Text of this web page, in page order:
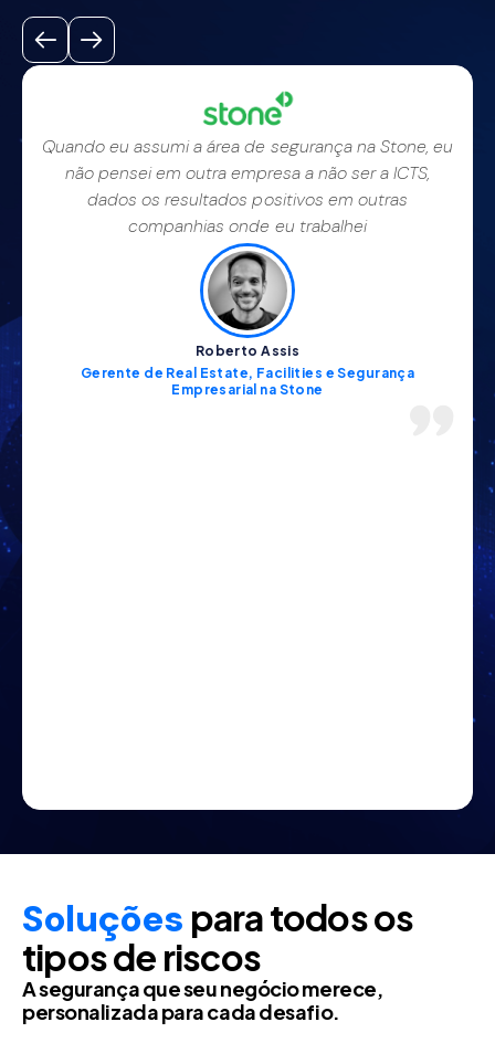
Quando eu assumi a área de segurança na Stone, eu
não pensei em outra empresa a não ser a ICTS,
dados os resultados positivos em outras
companhias onde eu trabalhei
Roberto Assis
Gerente de Real Estate, Facilities e Segurança
Empresarial na Stone​
adipiscing elit. Ut elit tellus, luctus nec
Soluções para todos os
tipos de riscos
A segurança que seu negócio merece,
personalizada para cada desafio.